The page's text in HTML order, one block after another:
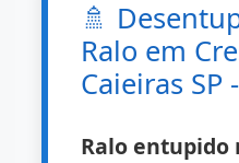
🚿
Ralo em
Caieiras SP
Ralo entupido